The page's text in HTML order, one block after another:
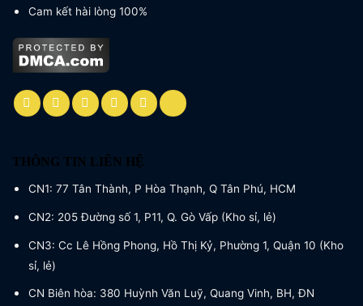
Cam kết hài lòng 100%
THÔNG TIN LIÊN HỆ
CN1: 77 Tân Thành, P Hòa Thạnh, Q Tân Phú, HCM
CN2: 205 Đường số 1, P11, Q. Gò Vấp (Kho sỉ, lẻ)
CN3: Cc Lê Hồng Phong, Hồ Thị Kỷ, Phường 1, Quận 10 (Kho
sỉ, lẻ)
CN Biên hòa: 380 Huỳnh Văn Luỹ, Quang Vinh, BH, ĐN